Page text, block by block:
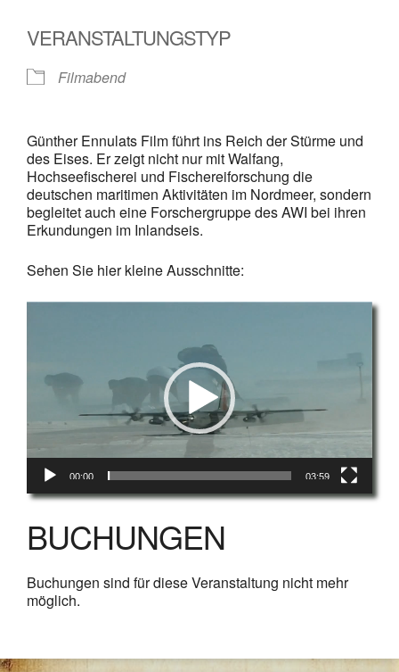
VERANSTALTUNGSTYP
Filmabend
Günther Ennulats Film führt ins Reich der Stürme und
des Eises. Er zeigt nicht nur mit Walfang,
Hochseefischerei und Fischereiforschung die
deutschen maritimen Aktivitäten im Nordmeer, sondern
begleitet auch eine Forschergruppe des AWI bei ihren
Erkundungen im Inlandseis.
Sehen Sie hier kleine Ausschnitte:
Video-
00:00 03:59
BUCHUNGEN
Buchungen sind für diese Veranstaltung nicht mehr
möglich.